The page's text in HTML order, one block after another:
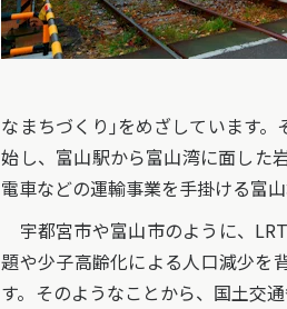
なまちづくり｣をめざしています
始し、富山駅から富山湾に面した
電車などの運輸事業を手掛ける富
宇都宮市や富山市のように、
題や少子高齢化による人口減少を
す。そのようなことから、国土交